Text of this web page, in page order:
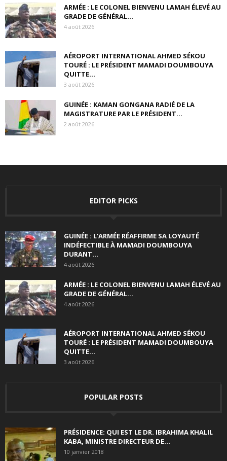
ARMÉE : LE COLONEL BIENVENU LAMAH ÉLEVÉ AU
GRADE DE GÉNÉRAL...
4 août 2026
AÉROPORT INTERNATIONAL AHMED SÉKOU
TOURÉ : LE PRÉSIDENT MAMADI DOUMBOUYA
QUITTE...
3 août 2026
GUINÉE : KAMAN GONGANA RADIÉ DE LA
MAGISTRATURE PAR LE PRÉSIDENT...
2 août 2026
EDITOR PICKS
GUINÉE : L’ARMÉE RÉAFFIRME SA LOYAUTÉ
INDÉFECTIBLE À MAMADI DOUMBOUYA
DURANT...
4 août 2026
ARMÉE : LE COLONEL BIENVENU LAMAH ÉLEVÉ AU
GRADE DE GÉNÉRAL...
4 août 2026
AÉROPORT INTERNATIONAL AHMED SÉKOU
TOURÉ : LE PRÉSIDENT MAMADI DOUMBOUYA
QUITTE...
3 août 2026
POPULAR POSTS
PRÉSIDENCE: QUI EST LE DR. IBRAHIMA KHALIL
KABA, MINISTRE DIRECTEUR DE...
10 janvier 2018